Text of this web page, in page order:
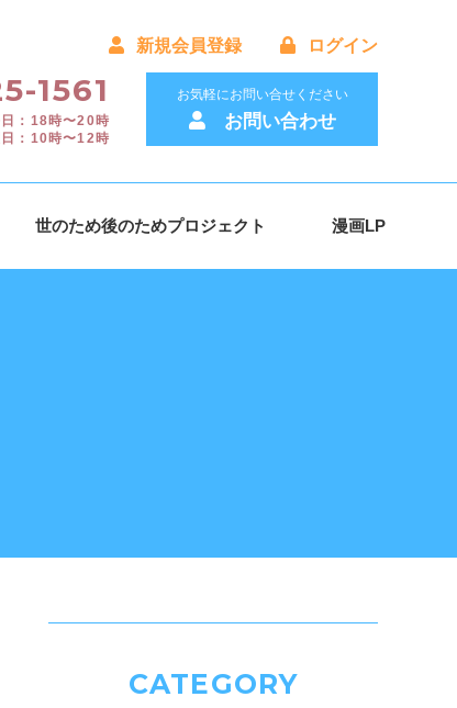
新規会員登録 ログイン
1561
：18時〜20時
：10時〜12時
お気軽にお問い合せください
お問い合わせ
世のため後のためプロジェクト 漫画LP
CATEGORY